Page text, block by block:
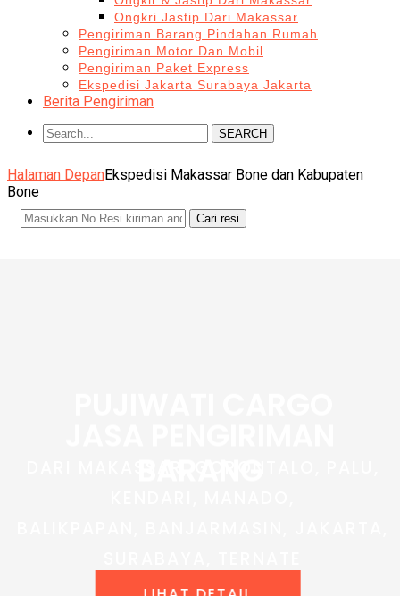
Ongkri Jastip Dari Makassar
Pengiriman Barang Pindahan Rumah
Pengiriman Motor Dan Mobil
Pengiriman Paket Express
Ekspedisi Jakarta Surabaya Jakarta
Berita Pengiriman
SEARCH
Halaman DepanEkspedisi Makassar Bone dan Kabupaten
Bone